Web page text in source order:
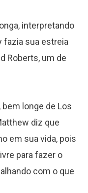
interpretando
fazia sua estreia
Roberts, um de
longe de Los
diz que
em sua vida, pois
para fazer o
com o que